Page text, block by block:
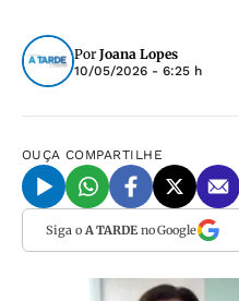
Por Joana Lopes
10/05/2026 - 6:25 h
OUÇA COMPARTILHE
Siga o A TARDEno Google